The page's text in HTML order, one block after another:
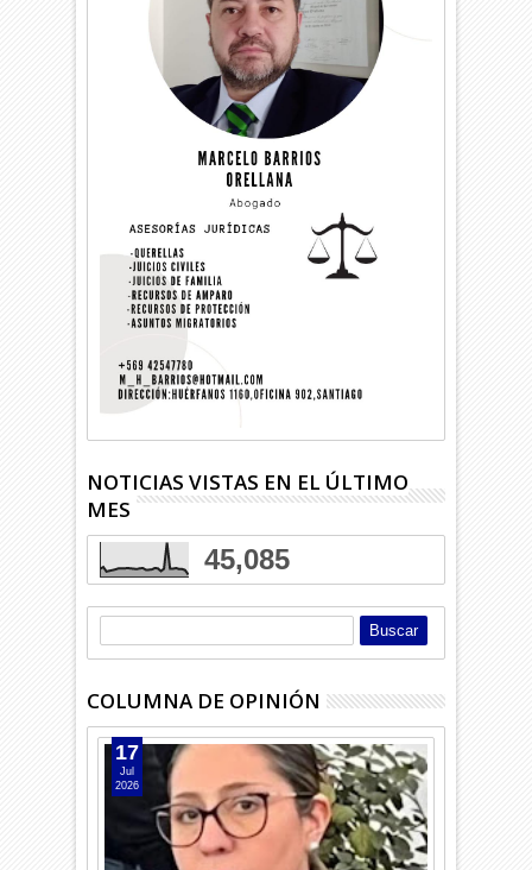
NOTICIAS VISTAS EN EL ÚLTIMO
MES
45,085
COLUMNA DE OPINIÓN
17
Jul
2026